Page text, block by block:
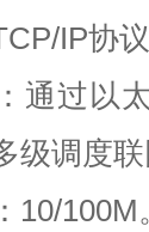
IP协议
通过以
级调度联
10/100M